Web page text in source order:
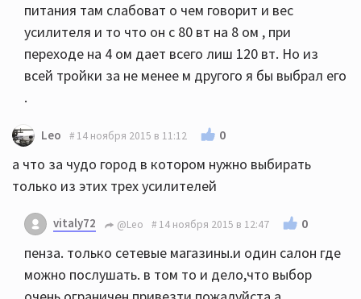
питания там слабоват о чем говорит и вес
усилителя и то что он с 80 вт на 8 ом , при
переходе на 4 ом дает всего лиш 120 вт. Но из
всей тройки за не менее м другого я бы выбрал его
.
Leo 14 ноября 2015 в 11:12 0
а что за чудо город в котором нужно выбирать
только из этих трех усилителей
vitaly72 @Leo 14 ноября 2015 в 12:47 0
пенза. только сетевые магазины.и один салон где
можно послушать. в том то и дело,что выбор